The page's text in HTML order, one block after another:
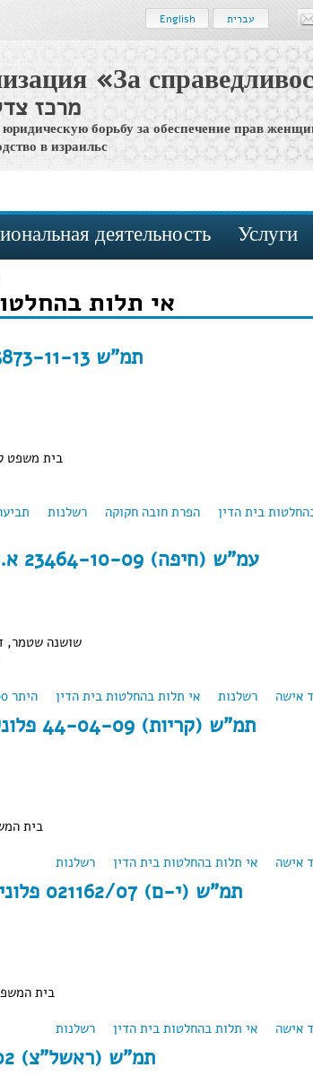
English עברית
«За
מרכז
юридическую борьбу за обеспечение прав
в израильс
деятельность Услуги
אי תלות
תמ"ש 55873-11-13 פלונית נ' פלוני
בית משפט
בית הדין
הפרת חובה חקוקה רשלנות
עמ"ש (חיפה) 23464-10-09 א.ש. נ' ד.ש. (2011)
שושנה שטמר,
אישה
רשלנות אי תלות בהחלטות בית הדין היתר 100 רבנים about עמ"ש (חיפה) 23464-10-09 א.ש. נ' ד.ש. (2011)
תמ"ש (קריות) 44-04-09 פלוני נ' פלונית (2011)
בית
אישה
אי תלות בהחלטות בית הדין רשלנות about תמ"ש (קריות) 44-04-09 פלוני נ' פלונית (2011)
תמ"ש (י-ם) 021162/07 פלוני נ' פלונית (2010)
בית
אישה
אי תלות בהחלטות בית הדין רשלנות about תמ"ש (י-ם) 021162/07 פלוני נ' פלונית (2010)
תמ"ש (ראשל"צ) 9877/02 פ.ע נ' פ.י